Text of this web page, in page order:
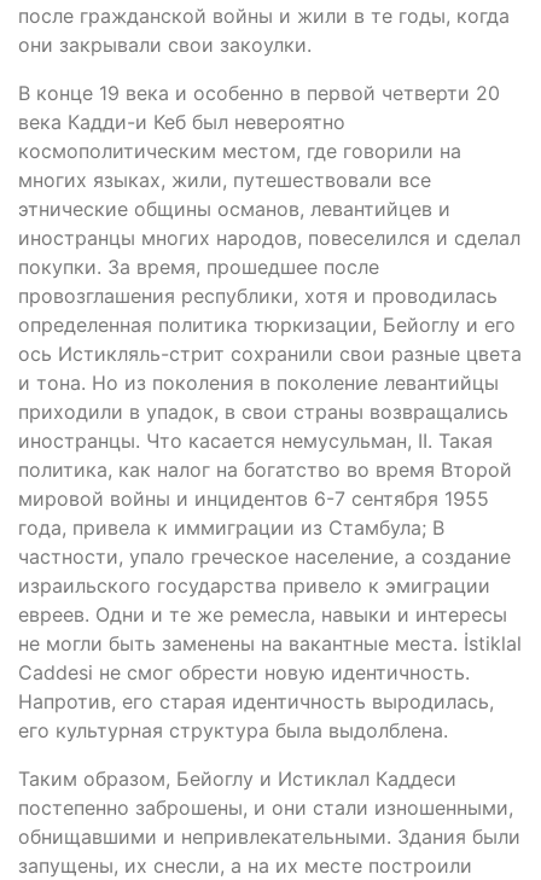
после гражданской войны и жили в те годы, когда
они закрывали свои закоулки.
В конце 19 века и особенно в первой четверти 20
века Кадди-и Кеб был невероятно
космополитическим местом, где говорили на
многих языках, жили, путешествовали все
этнические общины османов, левантийцев и
иностранцы многих народов, повеселился и сделал
покупки. За время, прошедшее после
провозглашения республики, хотя и проводилась
определенная политика тюркизации, Бейоглу и его
ось Истикляль-стрит сохранили свои разные цвета
и тона. Но из поколения в поколение левантийцы
приходили в упадок, в свои страны возвращались
иностранцы. Что касается немусульман, II. Такая
политика, как налог на богатство во время Второй
мировой войны и инцидентов 6-7 сентября 1955
года, привела к иммиграции из Стамбула; В
частности, упало греческое население, а создание
израильского государства привело к эмиграции
евреев. Одни и те же ремесла, навыки и интересы
не могли быть заменены на вакантные места. İstiklal
Caddesi не смог обрести новую идентичность.
Напротив, его старая идентичность выродилась,
его культурная структура была выдолблена.
Таким образом, Бейоглу и Истиклал Каддеси
постепенно заброшены, и они стали изношенными,
обнищавшими и непривлекательными. Здания были
запущены, их снесли, а на их месте построили